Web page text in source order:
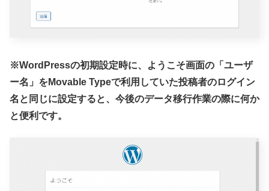
※WordPressの初期設定時に、ようこそ画面の「ユーザ
ー名」をMovable Typeで利用していた投稿者のログイン
名と同じに設定すると、今後のデータ移行作業の際に何か
と便利です。